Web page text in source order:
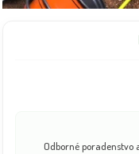
Odborné poradenstvo